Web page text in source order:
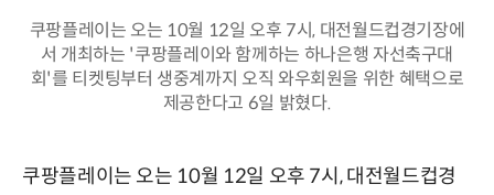
쿠팡플레이는 오는 10월 12일 오후 7시, 대전월드컵경기장에
서 개최하는 '쿠팡플레이와 함께하는 하나은행 자선축구대
회'를 티켓팅부터 생중계까지 오직 와우회원을 위한 혜택으로
제공한다고 6일 밝혔다.
쿠팡플레이는 오는 10월 12일 오후 7시, 대전월드컵경